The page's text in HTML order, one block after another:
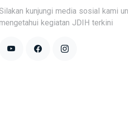
kunjungi media sosial kami
kegiatan JDIH terkini